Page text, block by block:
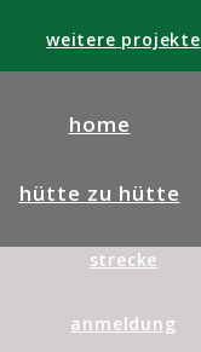
weitere projekte
home
hütte zu hütte
strecke
anmeldung